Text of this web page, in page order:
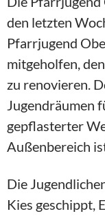
den letzten
Pfarrjugend
mitgeholfen,
zu renovieren.
Jugendräumen
gepflasterter
Außenbereich
Die
Kies geschippt,